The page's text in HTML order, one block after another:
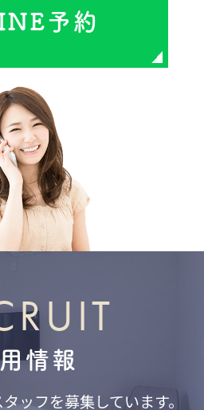
予約
情報
ッフを募集しています。